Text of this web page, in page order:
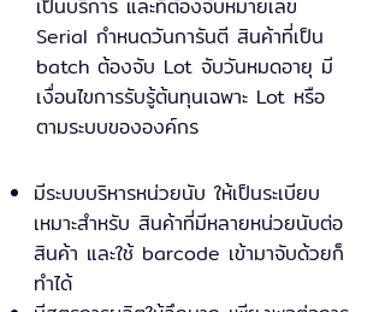
เป็นบริการ และที่ต้องจับหมายเลข
Serial กำหนดวันการันตี สินค้าที่เป็น
batch ต้องจับ Lot จับวันหมดอายุ มี
เงื่อนไขการรับรู้ต้นทุนเฉพาะ Lot หรือ
ตามระบบขององค์กร
มีระบบบริหารหน่วยนับ ให้เป็นระเบียบ
เหมาะสำหรับ สินค้าที่มีหลายหน่วยนับต่อ
สินค้า และใช้ barcode เข้ามาจับด้วยก็
ทำได้